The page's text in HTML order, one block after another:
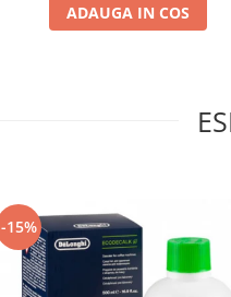
ADAUGA IN COS
-15%